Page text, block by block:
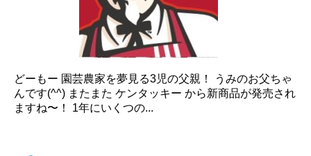
どーもー 園芸農家を夢見る3児の父親！ うみのお父ちゃ
んです(^^) またまた ケンタッキー から新商品が発売され
ますね〜！ 1年にいくつの...